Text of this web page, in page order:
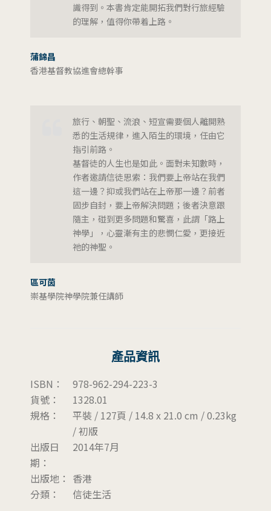
識得到。本書肯定能開拓我們對行旅經驗
的理解，值得你帶着上路。
蒲錦昌
香港基督教協進會總幹事
旅行、朝聖、流浪、短宣需要個人離開熟
悉的生活規律，進入陌生的環境，任由它
指引前路。
基督徒的人生也是如此。面對未知數時，
作者邀請信徒思索：我們要上帝站在我們
這一邊？抑或我們站在上帝那一邊？前者
固步自封，要上帝解決問題；後者決意跟
隨主，碰到更多問題和驚喜，此謂「路上
神學」，心靈漸有主的悲憫仁愛，更接近
祂的神聖。
區可茵
崇基學院神學院兼任講師
產品資訊
ISBN：
978-962-294-223-3
貨號：
1328.01
規格：
平裝 / 127頁 / 14.8 x 21.0 cm / 0.23kg
/ 初版
出版日
期：
2014年7月
出版地： 香港
分類：
信徒生活